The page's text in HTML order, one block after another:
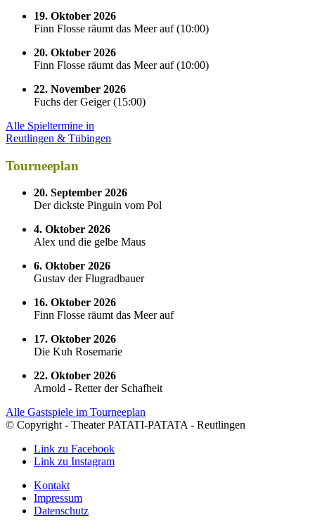
19. Oktober 2026
Finn Flosse räumt das Meer auf(10:00)
20. Oktober 2026
Finn Flosse räumt das Meer auf(10:00)
22. November 2026
Fuchs der Geiger(15:00)
Alle Spieltermine in
Reutlingen & Tübingen
Tourneeplan
20. September 2026
Der dickste Pinguin vom Pol
4. Oktober 2026
Alex und die gelbe Maus
6. Oktober 2026
Gustav der Flugradbauer
16. Oktober 2026
Finn Flosse räumt das Meer auf
17. Oktober 2026
Die Kuh Rosemarie
22. Oktober 2026
Arnold - Retter der Schafheit
Alle Gastspiele im Tourneeplan
© Copyright - Theater PATATI-PATATA - Reutlingen
Link zu Facebook
Link zu Instagram
Kontakt
Impressum
Datenschutz